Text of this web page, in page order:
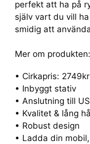
perfekt att ha på
själv vart du vill
smidig att
Mer om produkten:
• Cirkapris: 2749kr
• Inbyggt stativ
• Anslutning till
• Kvalitet & lång
• Robust design
• Ladda din